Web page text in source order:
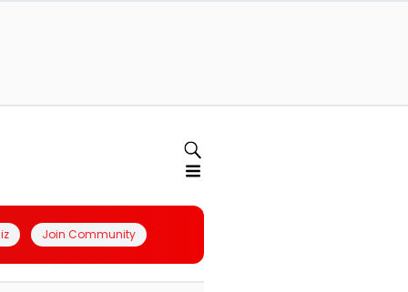
Join Community